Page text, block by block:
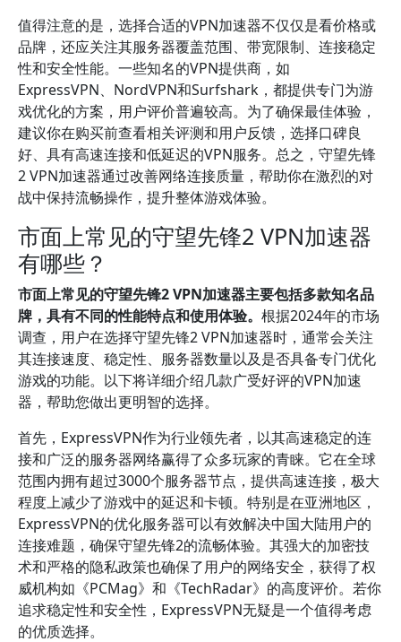
值得注意的是，选择合适的VPN加速器不仅仅是看价格或
品牌，还应关注其服务器覆盖范围、带宽限制、连接稳定
性和安全性能。一些知名的VPN提供商，如
ExpressVPN、NordVPN和Surfshark，都提供专门为游
戏优化的方案，用户评价普遍较高。为了确保最佳体验，
建议你在购买前查看相关评测和用户反馈，选择口碑良
好、具有高速连接和低延迟的VPN服务。总之，守望先锋
2 VPN加速器通过改善网络连接质量，帮助你在激烈的对
战中保持流畅操作，提升整体游戏体验。
市面上常见的守望先锋2 VPN加速器
有哪些？
市面上常见的守望先锋2 VPN加速器主要包括多款知名品
牌，具有不同的性能特点和使用体验。 根据2024年的市场
调查，用户在选择守望先锋2 VPN加速器时，通常会关注
其连接速度、稳定性、服务器数量以及是否具备专门优化
游戏的功能。以下将详细介绍几款广受好评的VPN加速
器，帮助您做出更明智的选择。
首先，ExpressVPN作为行业领先者，以其高速稳定的连
接和广泛的服务器网络赢得了众多玩家的青睐。它在全球
范围内拥有超过3000个服务器节点，提供高速连接，极大
程度上减少了游戏中的延迟和卡顿。特别是在亚洲地区，
ExpressVPN的优化服务器可以有效解决中国大陆用户的
连接难题，确保守望先锋2的流畅体验。其强大的加密技
术和严格的隐私政策也确保了用户的网络安全，获得了权
威机构如《PCMag》和《TechRadar》的高度评价。若你
追求稳定性和安全性，ExpressVPN无疑是一个值得考虑
的优质选择。